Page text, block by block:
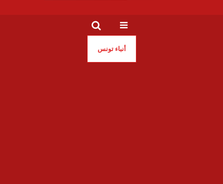
أنباء تونس